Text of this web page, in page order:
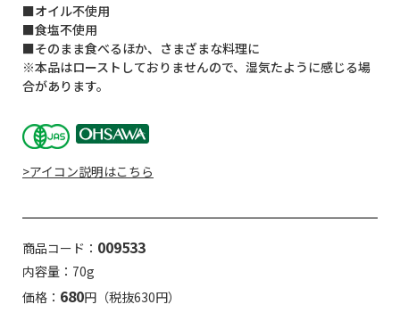
■オイル不使用
■食塩不使用
■そのまま食べるほか、さまざまな料理に
※本品はローストしておりませんので、湿気たように感じる場
合があります。
>アイコン説明はこちら
商品コード： 009533
内容量：70g
価格： 680円（税抜630円）